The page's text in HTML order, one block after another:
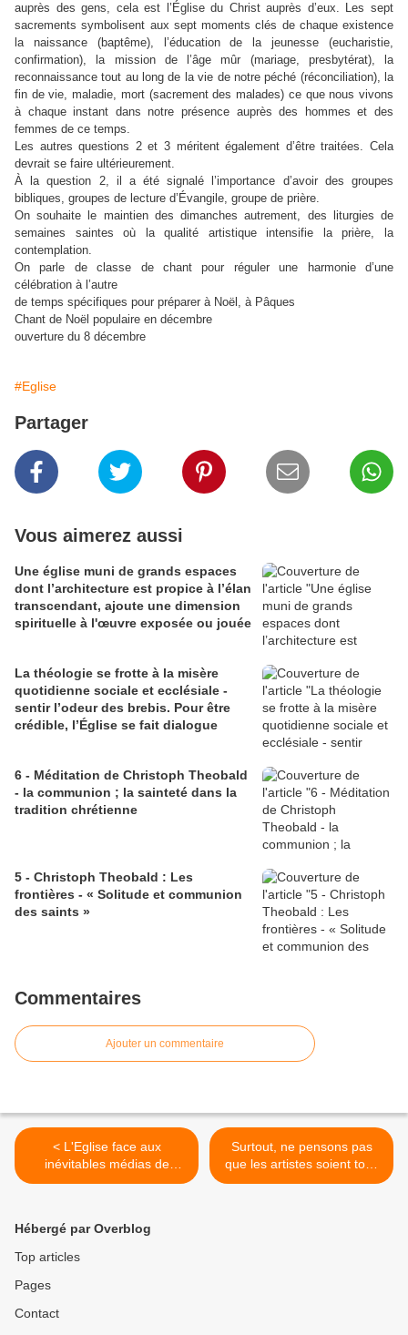
auprès des gens, cela est l’Église du Christ auprès d’eux. Les sept
sacrements symbolisent aux sept moments clés de chaque existence
la naissance (baptême), l’éducation de la jeunesse (eucharistie,
confirmation), la mission de l’âge mûr (mariage, presbytérat), la
reconnaissance tout au long de la vie de notre péché (réconciliation), la
fin de vie, maladie, mort (sacrement des malades) ce que nous vivons
à chaque instant dans notre présence auprès des hommes et des
femmes de ce temps.
Les autres questions 2 et 3 méritent également d’être traitées. Cela
devrait se faire ultérieurement.
À la question 2, il a été signalé l’importance d’avoir des groupes
bibliques, groupes de lecture d’Évangile, groupe de prière.
On souhaite le maintien des dimanches autrement, des liturgies de
semaines saintes où la qualité artistique intensifie la prière, la
contemplation.
On parle de classe de chant pour réguler une harmonie d’une
célébration à l’autre
de temps spécifiques pour préparer à Noël, à Pâques
Chant de Noël populaire en décembre
ouverture du 8 décembre
#Eglise
Partager
Vous aimerez aussi
Une église muni de grands espaces
dont l’architecture est propice à l’élan
transcendant, ajoute une dimension
spirituelle à l'œuvre exposée ou jouée
La théologie se frotte à la misère
quotidienne sociale et ecclésiale -
sentir l’odeur des brebis. Pour être
crédible, l’Église se fait dialogue
6 - Méditation de Christoph Theobald
- la communion ; la sainteté dans la
tradition chrétienne
5 - Christoph Theobald : Les
frontières - « Solitude et communion
des saints »
Commentaires
Ajouter un commentaire
< L'Eglise face aux
inévitables médias de
communication.
Surtout, ne pensons pas
que les artistes soient tous
en bon terme avec l’Église
Hébergé par Overblog
Top articles
Pages
Contact